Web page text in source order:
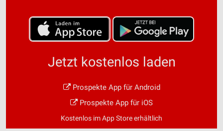
Jetzt kostenlos laden
Prospekte App für Android
Prospekte App für iOS
Kostenlos im App Store erhältlich